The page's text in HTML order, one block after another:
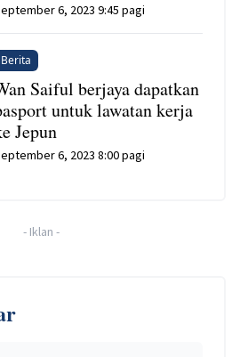
6, 2023 9:45 pagi
Berita
Saiful berjaya dapatkan
untuk lawatan kerja
Jepun
6, 2023 8:00 pagi
- Iklan -